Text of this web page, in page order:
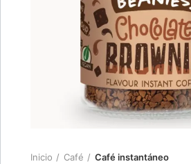
Inicio Café Café instantáneo